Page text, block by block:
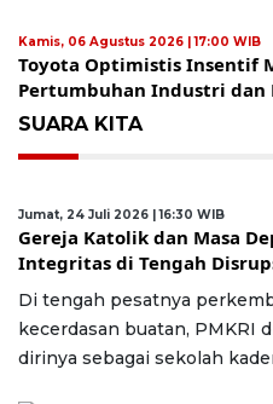
Kamis, 06 Agustus 2026 | 17:00 WIB
Toyota Optimistis Insentif
Pertumbuhan Industri dan
SUARA KITA
Jumat, 24 Juli 2026 | 16:30 WIB
Gereja Katolik dan Masa
Integritas di Tengah
Di tengah pesatnya
kecerdasan buatan, PMKRI
dirinya sebagai sekolah